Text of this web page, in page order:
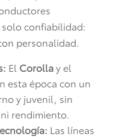
confiabilidad:
personalidad.
El Corollay el
esta época con un
y juvenil, sin
rendimiento.
Las líneas